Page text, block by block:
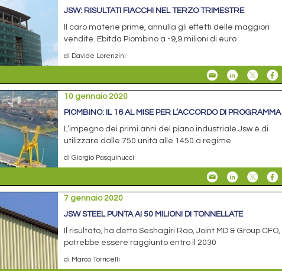
JSW: RISULTATI FIACCHI NEL TERZO TRIMESTRE
Il caro materie prime, annulla gli effetti delle maggiori
vendite. Ebitda Piombino a -9,9 milioni di euro
di Davide Lorenzini
10 gennaio 2020
PIOMBINO: IL 16 AL MISE PER L’ACCORDO DI PROGRAMMA
L’impegno dei primi anni del piano industriale Jsw è di
utilizzare dalle 750 unità alle 1450 a regime
di Giorgio Pasquinucci
7 gennaio 2020
JSW STEEL PUNTA AI 50 MILIONI DI TONNELLATE
Il risultato, ha detto Seshagiri Rao, Joint MD & Group CFO,
potrebbe essere raggiunto entro il 2030
di Marco Torricelli